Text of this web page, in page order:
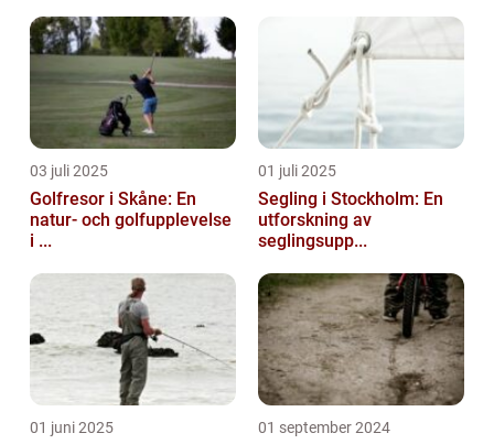
03 juli 2025
Golfresor i Skåne: En
natur- och golfupplevelse
i ...
01 juli 2025
Segling i Stockholm: En
utforskning av
seglingsupp...
01 juni 2025 01 september 2024